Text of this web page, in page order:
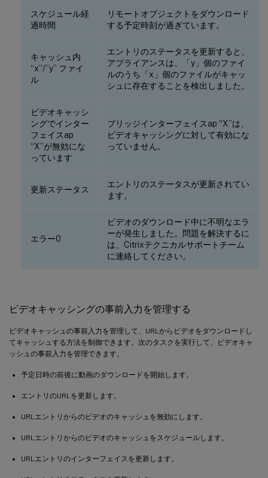
スケジュール経
過時間
リモートオブジェクトをダウンロード
する予定時刻が過ぎています。
キャッシュ内
“x”/”y” ファイ
ル
エントリのステータスを更新すると、
アプライアンスは、「y」個のファイ
ルのうち「x」個のファイルがキャッ
シュに存在することを検出しました。
ビデオキャッシ
ングでインター
フェイスap
“X”が無効にな
っています
ブリッジインターフェイスap “X”は、
ビデオキャッシングに対して有効にな
っていません。
更新ステータス
エントリのステータスが更新されてい
ます。
エラー0
ビデオのダウンロード中に不明なエラ
ーが発生しました。問題を解決するに
は、Citrixテクニカルサポートチーム
に連絡してください。
ビデオキャッシングの事前入力を管理する
ビデオキャッシュの事前入力を管理して、URLからビデオをダウンロードし
てキャッシュする方法を制御できます。次のタスクを実行して、ビデオキャ
ッシュの事前入力を管理できます。
予定日時の前後に動画のダウンロードを開始します。
エントリのURLを更新します。
URLエントリからのビデオのキャッシュを無効にします。
URLエントリからのビデオのキャッシュをスケジュールします。
URLエントリのインターフェイスを更新します。